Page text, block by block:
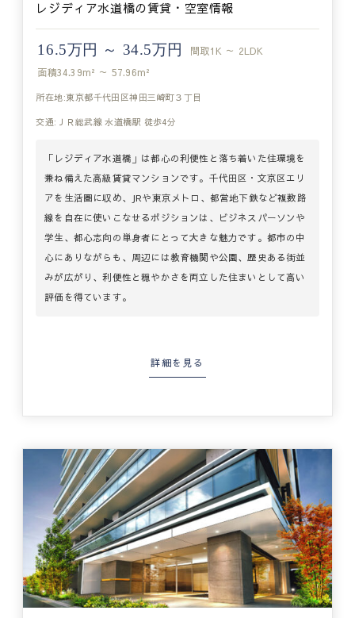
レジディア水道橋の賃貸・空室情報
16.5万円 ～ 34.5万円 間取1K ～ 2LDK
面積34.39m² ～ 57.96m²
所在地:東京都千代田区神田三崎町３丁目
交通:ＪＲ総武線 水道橋駅 徒歩4分
「レジディア水道橋」は都心の利便性と落ち着いた住環境を
兼ね備えた高級賃貸マンションです。千代田区・文京区エリ
アを生活圏に収め、JRや東京メトロ、都営地下鉄など複数路
線を自在に使いこなせるポジションは、ビジネスパーソンや
学生、都心志向の単身者にとって大きな魅力です。都市の中
心にありながらも、周辺には教育機関や公園、歴史ある街並
みが広がり、利便性と穏やかさを両立した住まいとして高い
評価を得ています。
詳細を見る